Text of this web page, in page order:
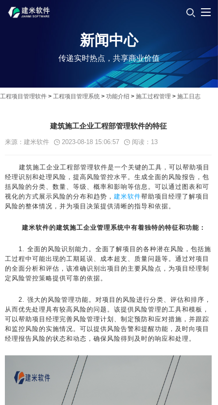
新闻中心
传递实时热点，共享商业价值
工程项目管理软件 > 工程项目管理系统 > 功能介绍 > 施工过程管理 > 施工日志
建筑施工企业工程部管理软件的特征
来源：建米软件 2023-08-18 15:06:57 阅读： 13
建筑施工企业工程部管理软件是一个关键的工具，可以帮助项目
经理识别和处理风险，提高风险管控水平。生成全面的风险报告，包
括风险的分类、数量、等级、概率和影响等信息。可以通过图表和可
视化的方式展示风险的分布和趋势， 建米软件帮助项目经理了解项目
风险的整体情况，并为项目决策提供清晰的指导和依据。
建米软件的建筑施工企业管理系统中有着独特的特征和功能：
1. 全面的风险识别能力。全面了解项目的各种潜在风险，包括施
工过程中可能出现的工期延误、成本超支、质量问题等。通过对项目
的全面分析和评估，该准确识别出项目的主要风险点，为项目经理制
定风险管控策略提供可靠的依据。
2. 强大的风险管理功能。对项目的风险进行分类、评估和排序，
从而优先处理具有较高风险的问题。该提供风险管理的工具和模板，
可以帮助项目经理完善风险管理计划、制定预防和应对措施，并跟踪
和监控风险的实施情况。可以提供风险告警和提醒功能，及时向项目
经理报告风险的状态和动态，确保风险得到及时的响应和处理。